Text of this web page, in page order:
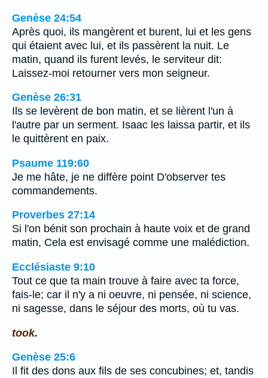
Genèse 24:54
Après quoi, ils mangèrent et burent, lui et les gens
qui étaient avec lui, et ils passèrent la nuit. Le
matin, quand ils furent levés, le serviteur dit:
Laissez-moi retourner vers mon seigneur.
Genèse 26:31
Ils se levèrent de bon matin, et se lièrent l'un à
l'autre par un serment. Isaac les laissa partir, et ils
le quittèrent en paix.
Psaume 119:60
Je me hâte, je ne diffère point D'observer tes
commandements.
Proverbes 27:14
Si l'on bénit son prochain à haute voix et de grand
matin, Cela est envisagé comme une malédiction.
Ecclésiaste 9:10
Tout ce que ta main trouve à faire avec ta force,
fais-le; car il n'y a ni oeuvre, ni pensée, ni science,
ni sagesse, dans le séjour des morts, où tu vas.
took.
Genèse 25:6
Il fit des dons aux fils de ses concubines; et, tandis